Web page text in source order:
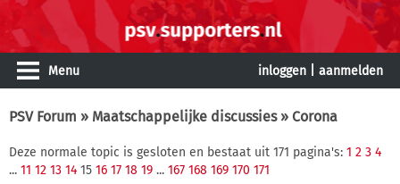
Menu inloggen aanmelden
PSV Forum » Maatschappelijke discussies» Corona
Deze normale topic is gesloten en bestaat uit 171 pagina's: 1 2 3 4
... 11 12 13 14 15 16 17 18 19 ... 167 168 169 170 171